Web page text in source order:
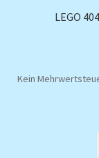
LEGO
Kein